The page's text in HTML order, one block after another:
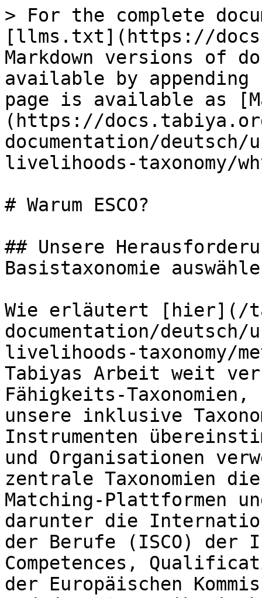
> For the complete
[llms.txt](https://
Markdown versions of
available by
page is available as
(https://
documentation/
livelihoods-taxonomy/
# Warum ESCO?
## Unsere
Basistaxonomie
Wie erläutert [hier](/
documentation/
livelihoods-taxonomy/
Tabiyas Arbeit weit
Fähigkeits-
unsere inklusive
Instrumenten
und Organisationen
zentrale Taxonomien
Matching-Plattformen
darunter die
der Berufe (ISCO) der
Competences,
der Europäischen